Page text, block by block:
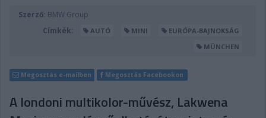
Szerző: BMW Group
Címkék:
AUTÓ MINI
EURÓPA-BAJNOKSÁG
MÜNCHEN
Megosztás e-mailben Megosztás Facebookon
A londoni multikolor-művész, Lakwena